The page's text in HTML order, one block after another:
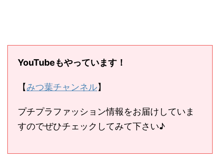
YouTubeもやっています！
【みつ葉チャンネル】
プチプラファッション情報をお届けしていま
すのでぜひチェックしてみて下さい♪